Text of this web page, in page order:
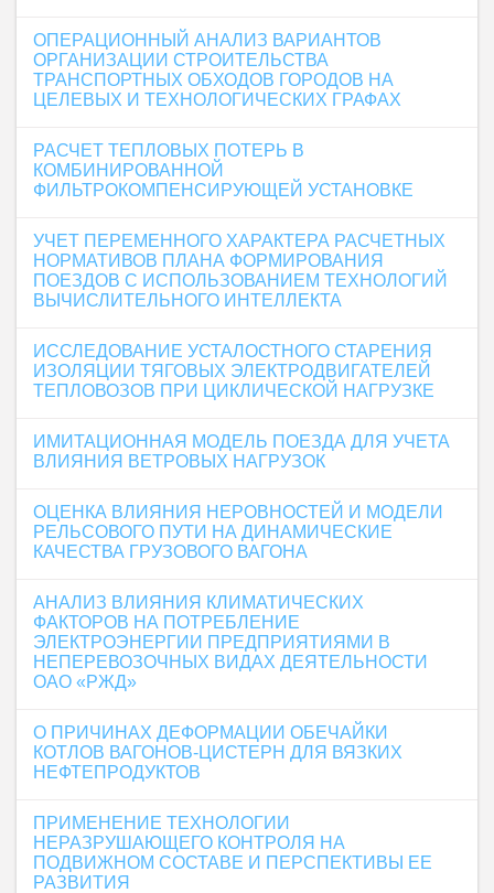
ОПЕРАЦИОННЫЙ АНАЛИЗ ВАРИАНТОВ
ОРГАНИЗАЦИИ СТРОИТЕЛЬСТВА
ТРАНСПОРТНЫХ ОБХОДОВ ГОРОДОВ НА
ЦЕЛЕВЫХ И ТЕХНОЛОГИЧЕСКИХ ГРАФАХ
РАСЧЕТ ТЕПЛОВЫХ ПОТЕРЬ В
КОМБИНИРОВАННОЙ
ФИЛЬТРОКОМПЕНСИРУЮЩЕЙ УСТАНОВКЕ
УЧЕТ ПЕРЕМЕННОГО ХАРАКТЕРА РАСЧЕТНЫХ
НОРМАТИВОВ ПЛАНА ФОРМИРОВАНИЯ
ПОЕЗДОВ С ИСПОЛЬЗОВАНИЕМ ТЕХНОЛОГИЙ
ВЫЧИСЛИТЕЛЬНОГО ИНТЕЛЛЕКТА
ИССЛЕДОВАНИЕ УСТАЛОСТНОГО СТАРЕНИЯ
ИЗОЛЯЦИИ ТЯГОВЫХ ЭЛЕКТРОДВИГАТЕЛЕЙ
ТЕПЛОВОЗОВ ПРИ ЦИКЛИЧЕСКОЙ НАГРУЗКЕ
ИМИТАЦИОННАЯ МОДЕЛЬ ПОЕЗДА ДЛЯ УЧЕТА
ВЛИЯНИЯ ВЕТРОВЫХ НАГРУЗОК
ОЦЕНКА ВЛИЯНИЯ НЕРОВНОСТЕЙ И МОДЕЛИ
РЕЛЬСОВОГО ПУТИ НА ДИНАМИЧЕСКИЕ
КАЧЕСТВА ГРУЗОВОГО ВАГОНА
АНАЛИЗ ВЛИЯНИЯ КЛИМАТИЧЕСКИХ
ФАКТОРОВ НА ПОТРЕБЛЕНИЕ
ЭЛЕКТРОЭНЕРГИИ ПРЕДПРИЯТИЯМИ В
НЕПЕРЕВОЗОЧНЫХ ВИДАХ ДЕЯТЕЛЬНОСТИ
ОАО «РЖД»
О ПРИЧИНАХ ДЕФОРМАЦИИ ОБЕЧАЙКИ
КОТЛОВ ВАГОНОВ-ЦИСТЕРН ДЛЯ ВЯЗКИХ
НЕФТЕПРОДУКТОВ
ПРИМЕНЕНИЕ ТЕХНОЛОГИИ
НЕРАЗРУШАЮЩЕГО КОНТРОЛЯ НА
ПОДВИЖНОМ СОСТАВЕ И ПЕРСПЕКТИВЫ ЕЕ
РАЗВИТИЯ